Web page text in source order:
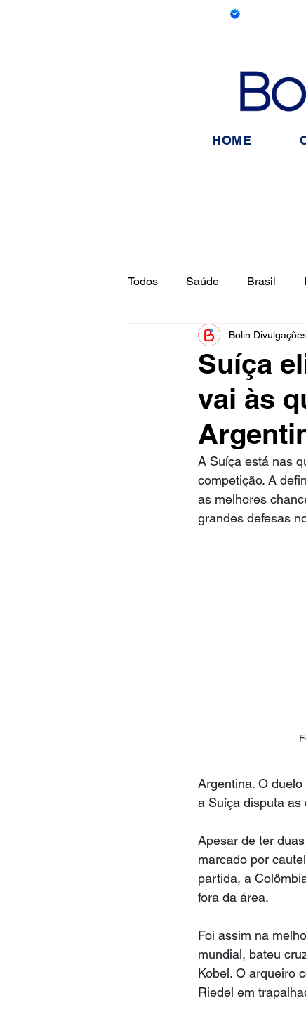
Todos Saúde Brasil
Informe Publicitário
Acidente Tecnologia
Nota de
Suíça
vai às
Bolin
A Suíça está nas
competição. A
as melhores
grandes defesas
Argentina. O
a Suíça disputa as
Apesar de ter
marcado por
partida, a
fora da área.
Foi assim na
mundial, bateu
Kobel. O arqueiro
Riedel em
HOME